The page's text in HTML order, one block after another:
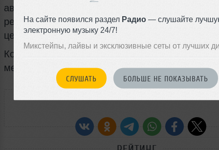
На сайте появился раздел Радио — слушайте
электронную музыку 24/7!
Микстейпы, лайвы и эксклюзивные сеты от лучших
СЛУШАТЬ БОЛЬШЕ НЕ ПОКАЗЫВАТЬ
автомобиля предусмотрены борозды для
рельсам. Несколько таких Rollersphere
целый поезд.
Корпус концепт-кара дизайнер планирует
мегапрочных материалов, вроде титана.
РАССКАЖИ ДРУЗЬЯМ